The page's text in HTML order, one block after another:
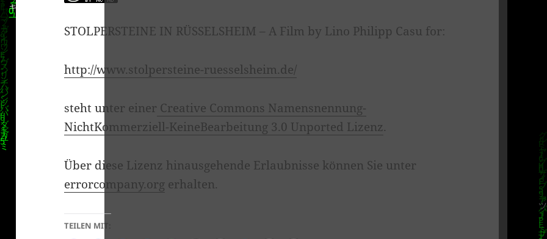
STOLPERSTEINE IN RÜSSELSHEIM – A Film by Lino Philipp Casu for:
http://www.stolpersteine-ruesselsheim.de/
steht unter einer Creative Commons Namensnennung-
NichtKommerziell-KeineBearbeitung 3.0 Unported Lizenz.
Über diese Lizenz hinausgehende Erlaubnisse können Sie unter
errorcompany.org erhalten.
TEILEN MIT: